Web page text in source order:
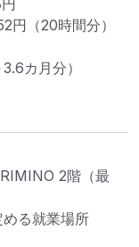
（20時間分）
カ月分）
2階 （最
る就業場所